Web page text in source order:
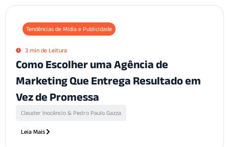
Tendências de Mídia e Publicidade
3 min de Leitura
Como Escolher uma Agência de
Marketing Que Entrega Resultado em
Vez de Promessa
Cleuder Inocêncio & Pedro Paulo Gazza
Leia Mais